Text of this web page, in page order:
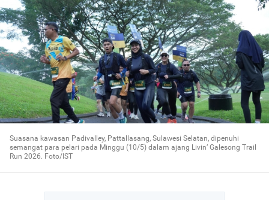
Suasana kawasan Padivalley, Pattallasang, Sulawesi Selatan, dipenuhi
semangat para pelari pada Minggu (10/5) dalam ajang Livin’ Galesong Trail
Run 2026. Foto/IST